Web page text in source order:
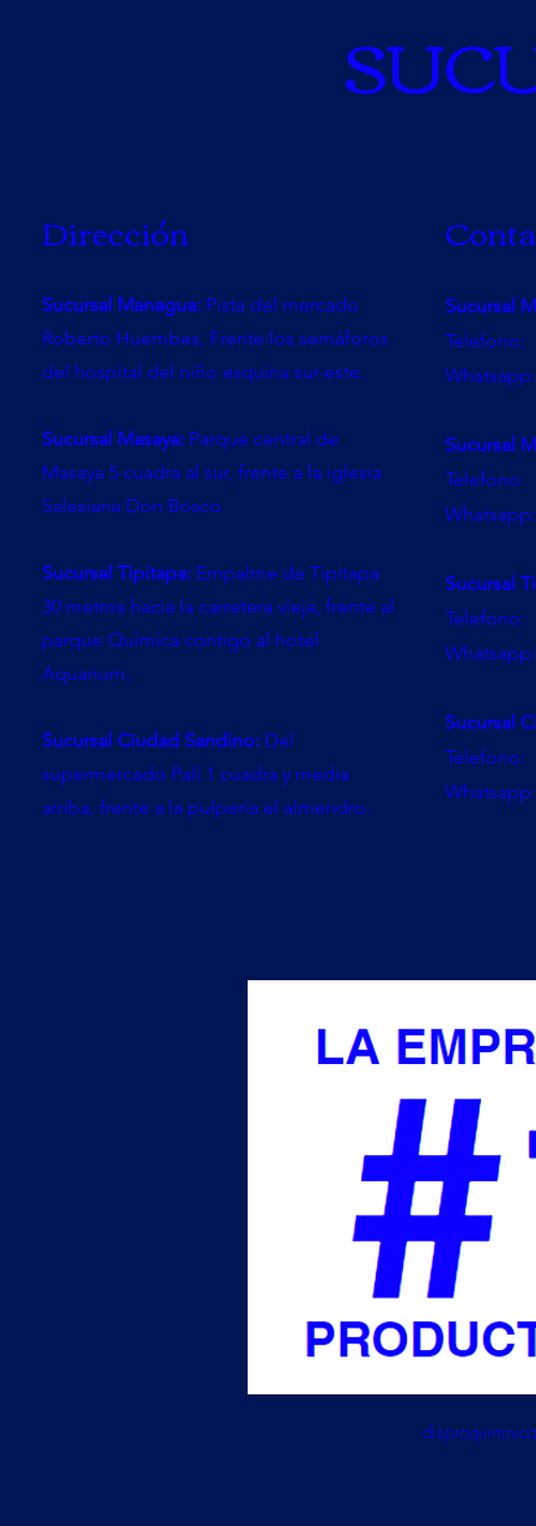
Dirección
Sucursal Managua: Pista del mercado
Roberto Huembes, Frente los semáforos
del hospital del niño esquina sur-este.
Sucursal Masaya: Parque central de
Masaya 5 cuadra al sur, frente a la iglesia
Salesiana Don Bosco.
Sucursal Tipitapa: Empalme de Tipitapa
30 metros hacia la carretera vieja, frente al
parque Química contigo al hotel
Aquarium.
Sucursal Ciudad Sandino: Del
supermercado Palí 1 cuadra y media
arriba, frente a la pulpería el almendro.
Sucursal
Telefono:
Sucursal
Telefono:
Sucursal
Telefono:
Sucursal
Telefono: